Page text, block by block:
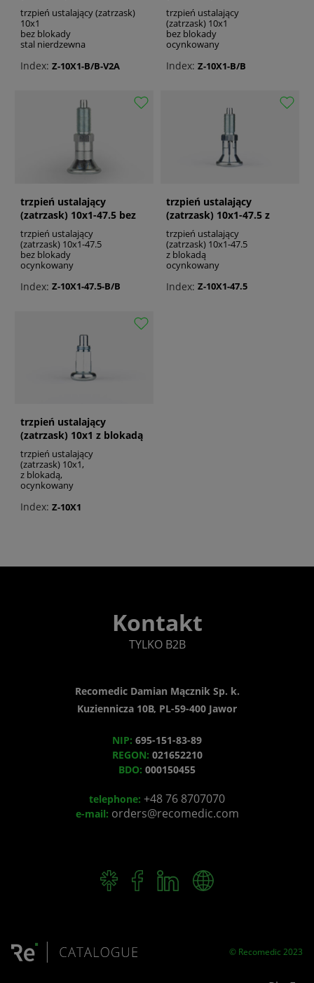
blokady stal nierdzewna
trzpień ustalający (zatrzask)
10x1
bez blokady
stal nierdzewna
Index: Z-10X1-B/B-V2A
blokady ocynkowany
trzpień ustalający
(zatrzask) 10x1
bez blokady
ocynkowany
Index: Z-10X1-B/B
trzpień ustalający
(zatrzask) 10x1-47.5 bez
blokady ocynkowany
trzpień ustalający
(zatrzask) 10x1-47.5
bez blokady
ocynkowany
Index: Z-10X1-47.5-B/B
trzpień ustalający
(zatrzask) 10x1-47.5 z
blokadą ocynkowany
trzpień ustalający
(zatrzask) 10x1-47.5
z blokadą
ocynkowany
Index: Z-10X1-47.5
trzpień ustalający
(zatrzask) 10x1 z blokadą
ocynkowany
trzpień ustalający
(zatrzask) 10x1,
z blokadą,
ocynkowany
Index: Z-10X1
Kontakt
TYLKO B2B
Recomedic Damian Mącznik Sp. k.
Kuziennicza 10B, PL-59-400 Jawor
NIP: 695-151-83-89
REGON: 021652210
BDO: 000150455
telephone: +48 76 8707070
e-mail: orders@recomedic.com
© Recomedic 2023